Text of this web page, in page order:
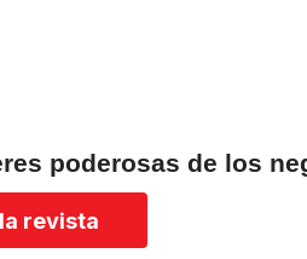
poderosas de los
revista